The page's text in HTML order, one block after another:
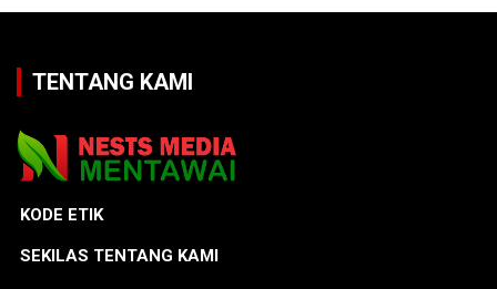
TENTANG KAMI
KODE ETIK
SEKILAS TENTANG KAMI